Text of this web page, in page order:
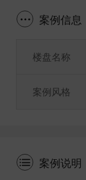
案例信息
楼盘名称
案例风格
案例说明